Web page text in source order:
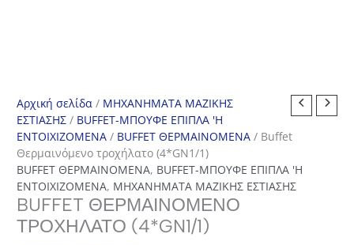
Αρχική σελίδα / ΜΗΧΑΝΗΜΑΤΑ ΜΑΖΙΚΗΣ
ΕΣΤΙΑΣΗΣ / BUFFET-ΜΠΟΥΦΕ ΕΠΙΠΛΑ 'Η
ΕΝΤΟΙΧΙΖΟΜΕΝΑ / BUFFET ΘΕΡΜΑΙΝΟΜΕΝΑ / Buffet
Θερμαινόμενο τροχήλατο (4*GN1/1)
BUFFET ΘΕΡΜΑΙΝΟΜΕΝΑ, BUFFET-ΜΠΟΥΦΕ ΕΠΙΠΛΑ 'Η
ΕΝΤΟΙΧΙΖΟΜΕΝΑ, ΜΗΧΑΝΗΜΑΤΑ ΜΑΖΙΚΗΣ ΕΣΤΙΑΣΗΣ
BUFFET ΘΕΡΜΑΙΝΌΜΕΝΟ
ΤΡΟΧΉΛΑΤΟ (4*GN1/1)